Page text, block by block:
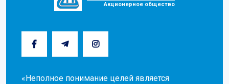
Акционерное общество
«Неполное понимание целей является